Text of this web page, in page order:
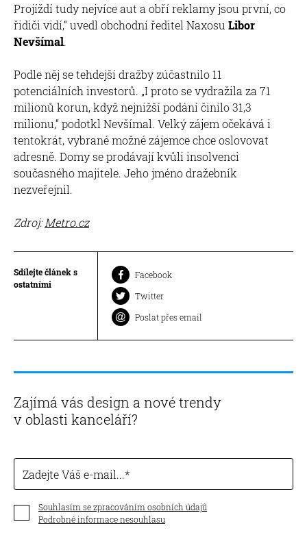
Projíždí tudy nejvíce aut a obří reklamy jsou první, co
řidiči vidí,“ uvedl obchodní ředitel Naxosu Libor
Nevšímal.
Podle něj se tehdejší dražby zúčastnilo 11
potenciálních investorů. „I proto se vydražila za 71
milionů korun, když nejnižší podání činilo 31,3
milionu,“ podotkl Nevšímal. Velký zájem očekává i
tentokrát, vybrané možné zájemce chce oslovovat
adresně. Domy se prodávají kvůli insolvenci
současného majitele. Jeho jméno dražebník
nezveřejnil.
Zdroj: Metro.cz
Sdílejte článek s
ostatními
Facebook
Twitter
Poslat přes email
Zajímá vás design a nové trendy
v oblasti kanceláří?
Zadejte Váš e-mail...
Souhlasím se zpracováním osobních údajů
Podrobné informace nesouhlasu